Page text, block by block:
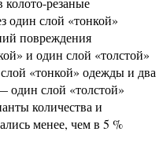
один слой «тонкой»
повреждения
и один слой «толстой»
«тонкой» одежды и два
один слой «толстой»
количества и
менее, чем в 5 %